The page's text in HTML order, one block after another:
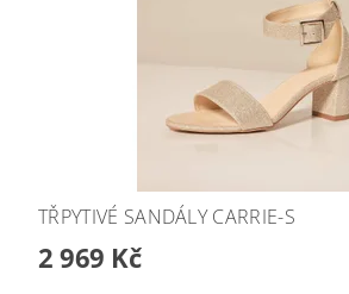
TŘPYTIVÉ SANDÁLY CARRIE-S
2 969 Kč